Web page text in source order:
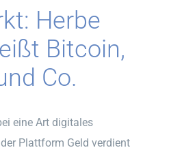
Herbe
Bitcoin,
Co.
eine Art digitales
Plattform Geld verdient